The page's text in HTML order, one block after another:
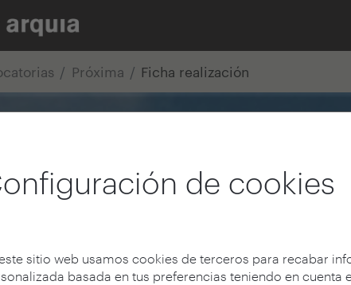
de cookies
sitio web usamos cookies de terceros para recabar
basada en tus preferencias teniendo en
Próxima Ficha realización